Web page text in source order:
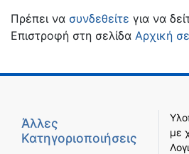
Μετάβαση σε:πλοήγηση,
Πρέπει να συνδεθείτε για να
Επιστροφή στη σελίδα Αρχική
Άλλες
Κατηγοριοποιήσεις
με